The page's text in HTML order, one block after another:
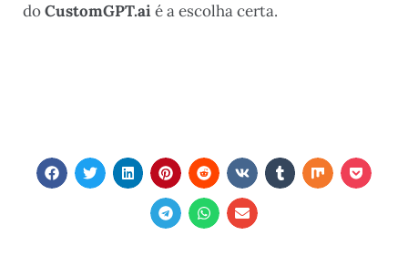
doCustomGPT.aié a escolha certa.